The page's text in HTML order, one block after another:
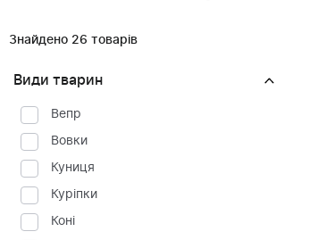
Знайдено 26 товарів
Види тварин
Вепр
Вовки
Куниця
Куріпки
Коні